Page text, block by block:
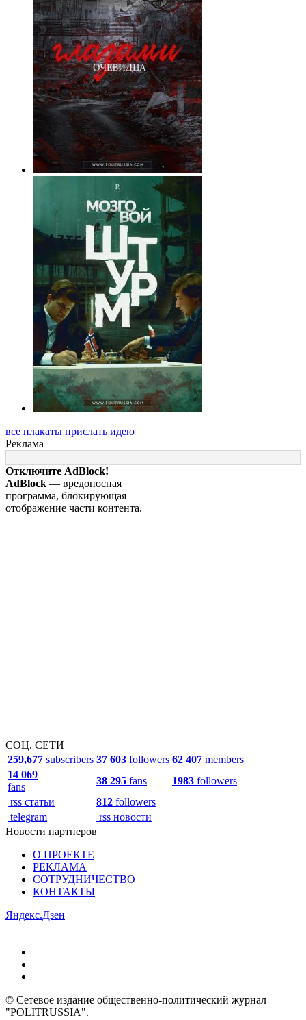
все плакаты прислать идею
Реклама
Отключите AdBlock!
AdBlock — вредоносная
программа, блокирующая
отображение части контента.
СОЦ. СЕТИ
259,677 subscribers 37 603 followers 62 407 members
14 069
fans
38 295 fans 1983 followers
rss статьи
812 followers
telegram
rss новости
Новости партнеров
О ПРОЕКТЕ
РЕКЛАМА
СОТРУДНИЧЕСТВО
КОНТАКТЫ
Яндекс.Дзен
© Сетевое издание общественно-политический журнал
"POLITRUSSIA".